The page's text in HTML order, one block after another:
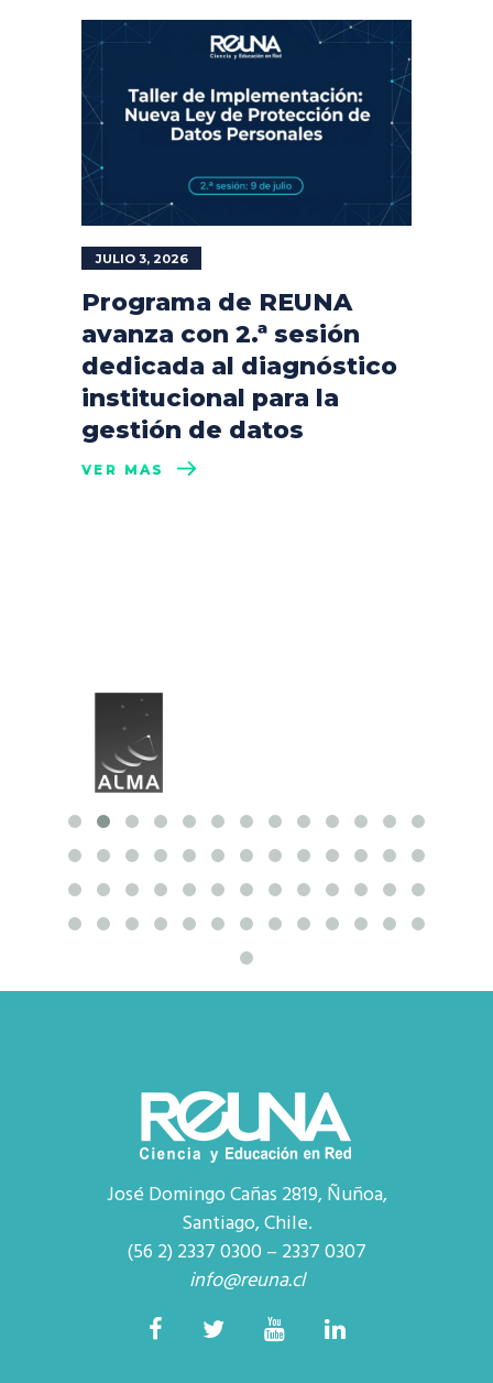
JULIO 3, 2026
Programa de REUNA
avanza con 2.ª sesión
dedicada al diagnóstico
institucional para la
gestión de datos
VER MÁS
José Domingo Cañas 2819, Ñuñoa,
Santiago, Chile.
(56 2) 2337 0300 – 2337 0307
info@reuna.cl